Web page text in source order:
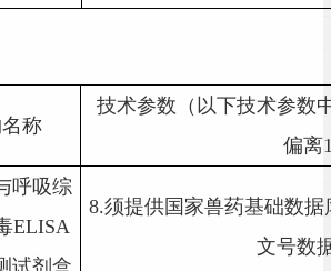
称
技术参数（以下技术参数
偏离
呼吸综
ELISA
试剂盒
8.须提供国家兽药基础数
文号数